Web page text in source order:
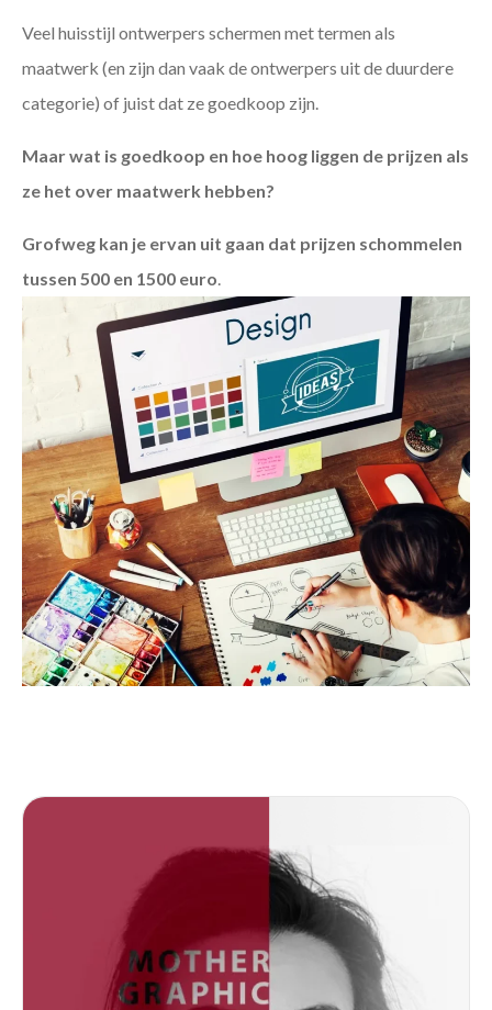
Veel huisstijl ontwerpers schermen met termen als
maatwerk (en zijn dan vaak de ontwerpers uit de duurdere
categorie) of juist dat ze goedkoop zijn.
Maar wat is goedkoop en hoe hoog liggen de prijzen als
ze het over maatwerk hebben?
Grofweg kan je ervan uit gaan dat prijzen schommelen
tussen 500 en 1500 euro.